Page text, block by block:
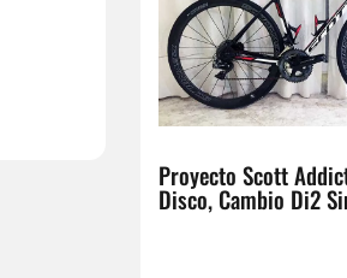
Proyecto Scott
Disco, Cambio Di2